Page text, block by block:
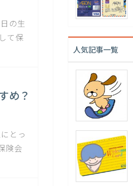
の生
て保
め？
とっ
険会
人気記事一覧